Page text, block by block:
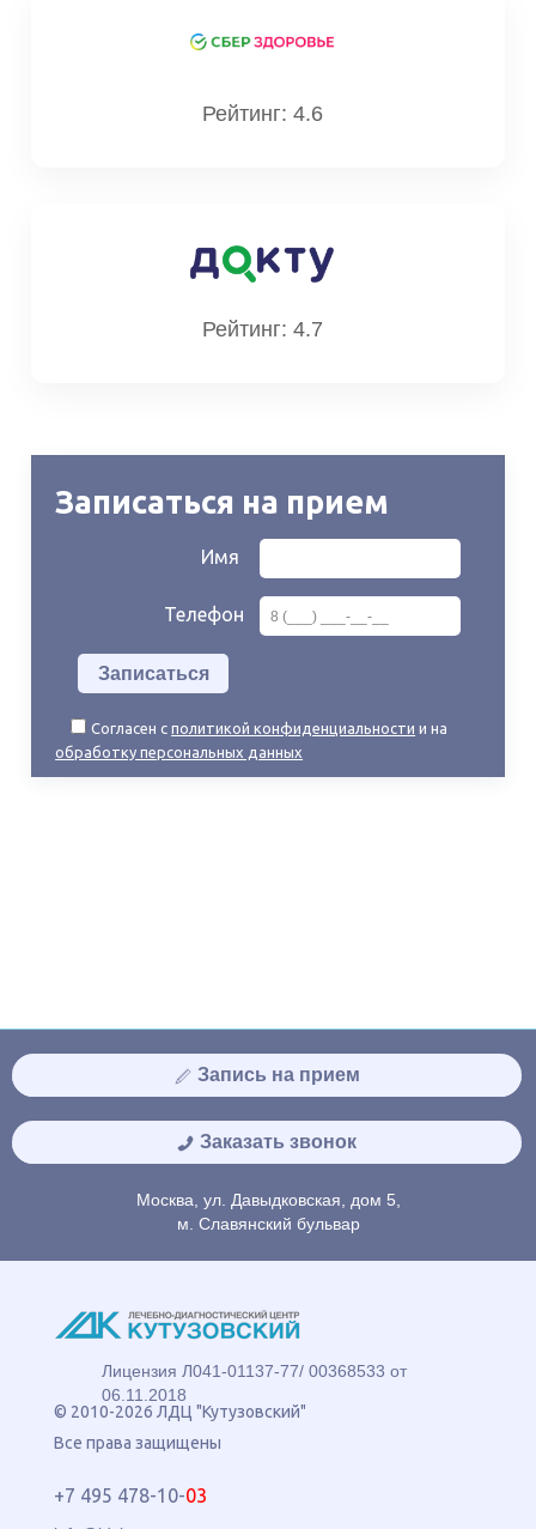
Рейтинг: 4.6
Рейтинг: 4.7
Записаться на прием
Имя
Телефон
Согласен сполитикой конфиденциальности и на
обработку персональных данных
Запись на прием
Заказать звонок
Москва, ул. Давыдковская, дом 5,
м. Славянский бульвар
Лицензия Л041-01137-77/ 00368533 от
06.11.2018
© 2010-2026 ЛДЦ "Кутузовский"
Все права защищены
+7 495 478-10-03